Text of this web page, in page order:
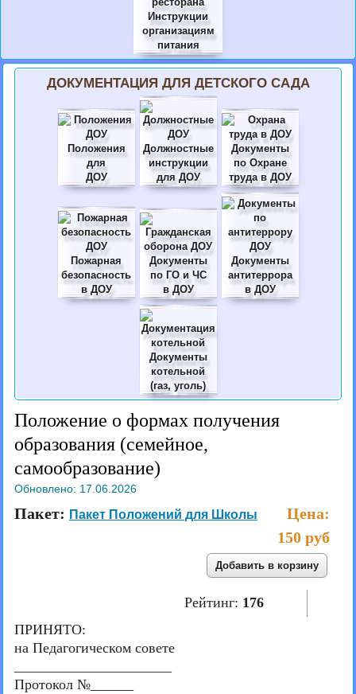
Инструкции
организациям
питания
ДОКУМЕНТАЦИЯ ДЛЯ ДЕТСКОГО САДА
Положения
для
ДОУ
Должностные
инструкции
для ДОУ
Документы
по Охране
труда в ДОУ
Пожарная
безопасность
в ДОУ
Документы
по ГО и ЧС
в ДОУ
Документы
антитеррора
в ДОУ
Документы
котельной
(газ, уголь)
Положение о формах получения
образования (семейное,
самообразование)
Обновлено: 17.06.2026
Пакет: Пакет Положений для Школы
Цена:
150 руб
Рейтинг: 176
ПРИНЯТО:
на Педагогическом совете
Протокол №______